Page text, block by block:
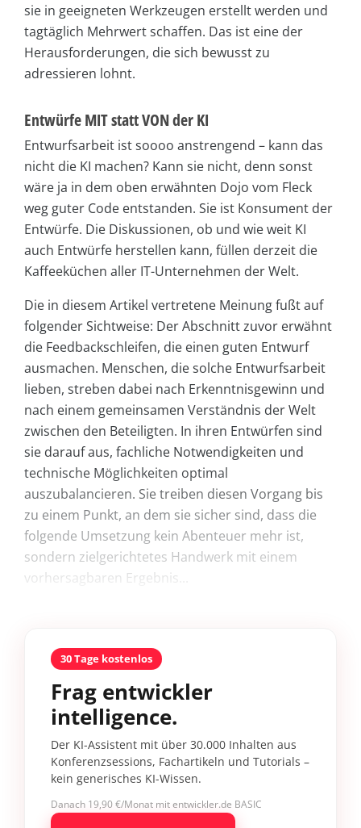
sie in geeigneten Werkzeugen erstellt werden und
tagtäglich Mehrwert schaffen. Das ist eine der
Herausforderungen, die sich bewusst zu
adressieren lohnt.
Entwürfe MIT statt VON der KI
Entwurfsarbeit ist soooo anstrengend – kann das
nicht die KI machen? Kann sie nicht, denn sonst
wäre ja in dem oben erwähnten Dojo vom Fleck
weg guter Code entstanden. Sie ist Konsument der
Entwürfe. Die Diskussionen, ob und wie weit KI
auch Entwürfe herstellen kann, füllen derzeit die
Kaffeeküchen aller IT-Unternehmen der Welt.
Die in diesem Artikel vertretene Meinung fußt auf
folgender Sichtweise: Der Abschnitt zuvor erwähnt
die Feedbackschleifen, die einen guten Entwurf
ausmachen. Menschen, die solche Entwurfsarbeit
lieben, streben dabei nach Erkenntnisgewinn und
nach einem gemeinsamen Verständnis der Welt
zwischen den Beteiligten. In ihren Entwürfen sind
sie darauf aus, fachliche Notwendigkeiten und
technische Möglichkeiten optimal
auszubalancieren. Sie treiben diesen Vorgang bis
zu einem Punkt, an dem sie sicher sind, dass die
folgende Umsetzung kein Abenteuer mehr ist,
sondern zielgerichtetes Handwerk mit einem
vorhersagbaren Ergebnis...
30 Tage kostenlos
Frag entwickler
intelligence.
Der KI-Assistent mit über 30.000 Inhalten aus
Konferenzsessions, Fachartikeln und Tutorials –
kein generisches KI-Wissen.
Danach 19,90 €/Monat mit entwickler.de BASIC